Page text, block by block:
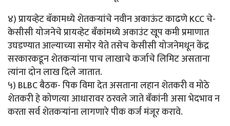
४) प्रायव्हेट बॅकामध्ये शेतकऱ्यांचे नवीन अकाऊंट काढणे KCC चे-
केसीसी योजनेचे प्रायव्हेट बँकांमध्ये अकाउंट खूप कमी प्रमाणात
उघडण्यात आल्याच्या समोर येते तसेच केसीसी योजनेमधून केंद्र
सरकारकडून शेतकऱ्यांना पाच लाखाचे कर्जाचे लिमिट असताना
त्यांना दोन लाख दिले जातात.
५) BLBC बैठक- पिक विमा देत असताना लहान शेतकरी व मोठे
शेतकरी हे कोणत्या आधारावर ठरवले जाते बँकांनी असा भेदभाव न
करता सर्व शेतकऱ्यांना लागणारे पीक कर्ज मंजूर करावे.